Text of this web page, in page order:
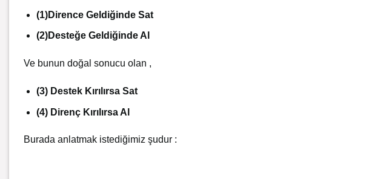
(1)Dirence Geldiğinde Sat
(2)Desteğe Geldiğinde Al
Ve bunun doğal sonucu olan ,
(3) Destek Kırılırsa Sat
(4) Direnç Kırılırsa Al
Burada anlatmak istediğimiz şudur :